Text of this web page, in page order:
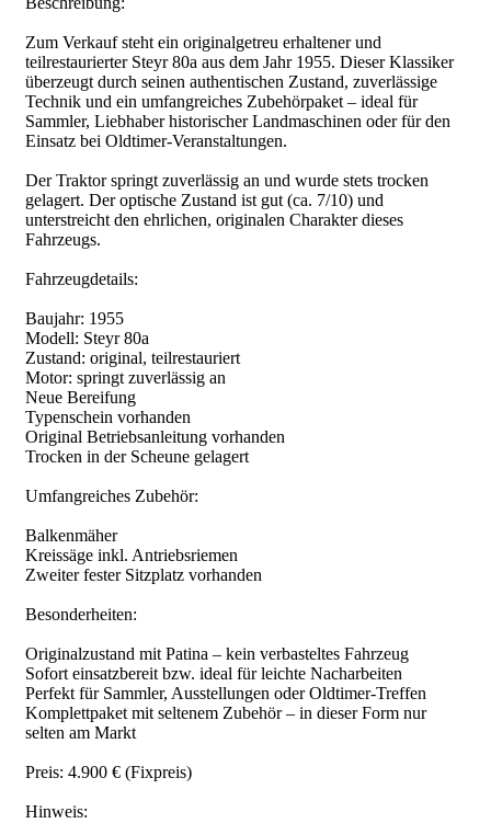
Zum Verkauf steht ein originalgetreu erhaltener und
teilrestaurierter Steyr 80a aus dem Jahr 1955. Dieser Klassiker
überzeugt durch seinen authentischen Zustand, zuverlässige
Technik und ein umfangreiches Zubehörpaket – ideal für
Sammler, Liebhaber historischer Landmaschinen oder für den
Einsatz bei Oldtimer-Veranstaltungen.
Der Traktor springt zuverlässig an und wurde stets trocken
gelagert. Der optische Zustand ist gut (ca. 7/10) und
unterstreicht den ehrlichen, originalen Charakter dieses
Fahrzeugs.
Fahrzeugdetails:
Baujahr: 1955
Modell: Steyr 80a
Zustand: original, teilrestauriert
Motor: springt zuverlässig an
Neue Bereifung
Typenschein vorhanden
Original Betriebsanleitung vorhanden
Trocken in der Scheune gelagert
Umfangreiches Zubehör:
Balkenmäher
Kreissäge inkl. Antriebsriemen
Zweiter fester Sitzplatz vorhanden
Besonderheiten:
Originalzustand mit Patina – kein verbasteltes Fahrzeug
Sofort einsatzbereit bzw. ideal für leichte Nacharbeiten
Perfekt für Sammler, Ausstellungen oder Oldtimer-Treffen
Komplettpaket mit seltenem Zubehör – in dieser Form nur
selten am Markt
Preis: 4.900 € (Fixpreis)
Hinweis: